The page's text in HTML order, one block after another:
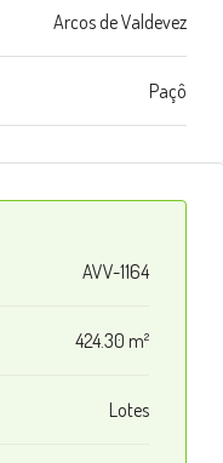
Arcos de Valdevez
Paçô
AVV-1164
424.30 m²
Lotes